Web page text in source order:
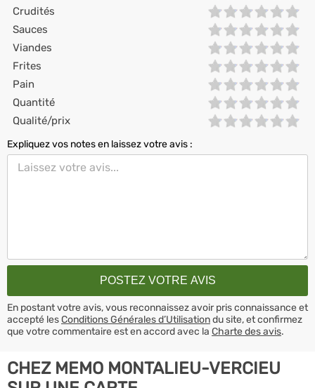
Crudités
Sauces
Viandes
Frites
Pain
Quantité
Qualité/prix
Expliquez vos notes en laissez votre avis :
En postant votre avis, vous reconnaissez avoir pris connaissance et
accepté lesConditions Générales d’Utilisationdu site, et confirmez
que votre commentaire est en accord avec la Charte des avis.
CHEZ MEMO MONTALIEU-VERCIEU